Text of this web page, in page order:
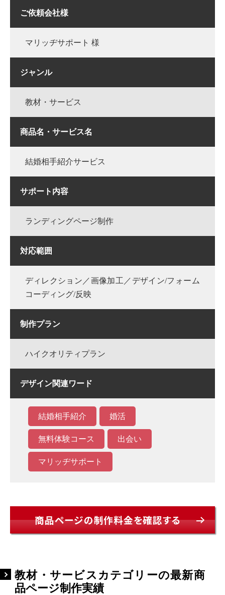
ご依頼会社様
マリッヂサポート 様
ジャンル
教材・サービス
商品名・サービス名
結婚相手紹介サービス
サポート内容
ランディングページ制作
対応範囲
ディレクション／画像加工／デザイン/フォーム
コーディング/反映
制作プラン
ハイクオリティプラン
デザイン関連ワード
結婚相手紹介 婚活
無料体験コース 出会い
マリッヂサポート
商品ページの制作料金を確認する
教材・サービスカテゴリーの最新商
品ページ制作実績